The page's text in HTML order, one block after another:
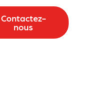
Contactez-
nous